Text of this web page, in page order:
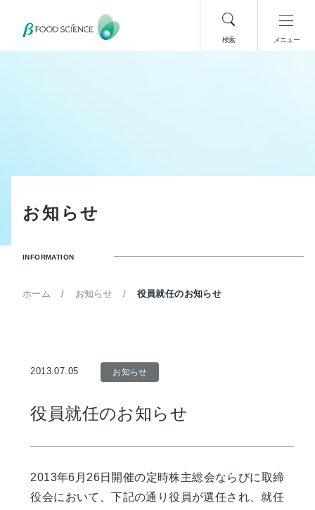
検索 メニュー
お知 らせ
INFORMATION
ホーム お知らせ 役員就任のお知らせ
2013.07.05 お知らせ
役員就任のお知らせ
2013年6月26日開催の定時株主総会ならびに取締
役会において、下記の通り役員が選任され、就任